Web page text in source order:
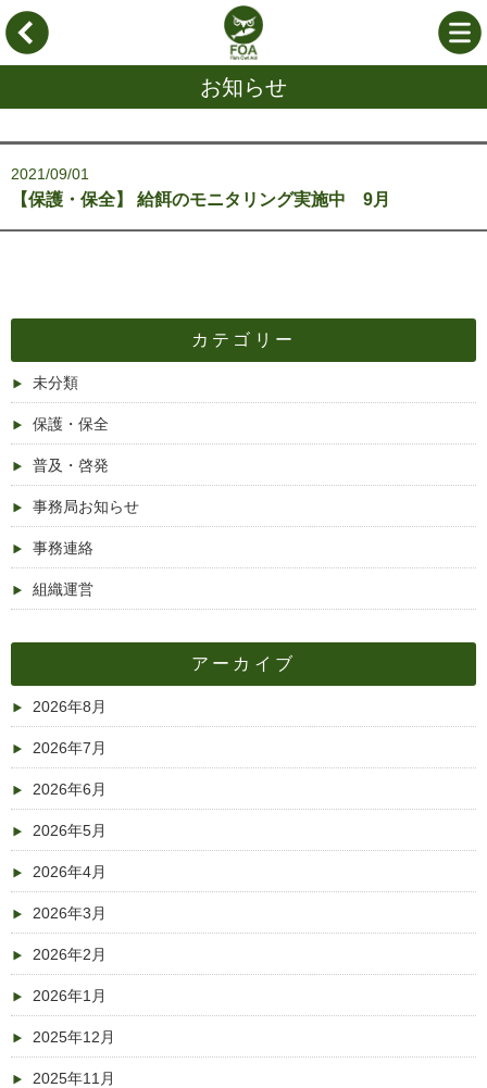
お知らせ
2021/09/01
【保護・保全】 給餌のモニタリング実施中 9月
カテゴリー
未分類
保護・保全
普及・啓発
事務局お知らせ
事務連絡
組織運営
アーカイブ
2026年8月
2026年7月
2026年6月
2026年5月
2026年4月
2026年3月
2026年2月
2026年1月
2025年12月
2025年11月